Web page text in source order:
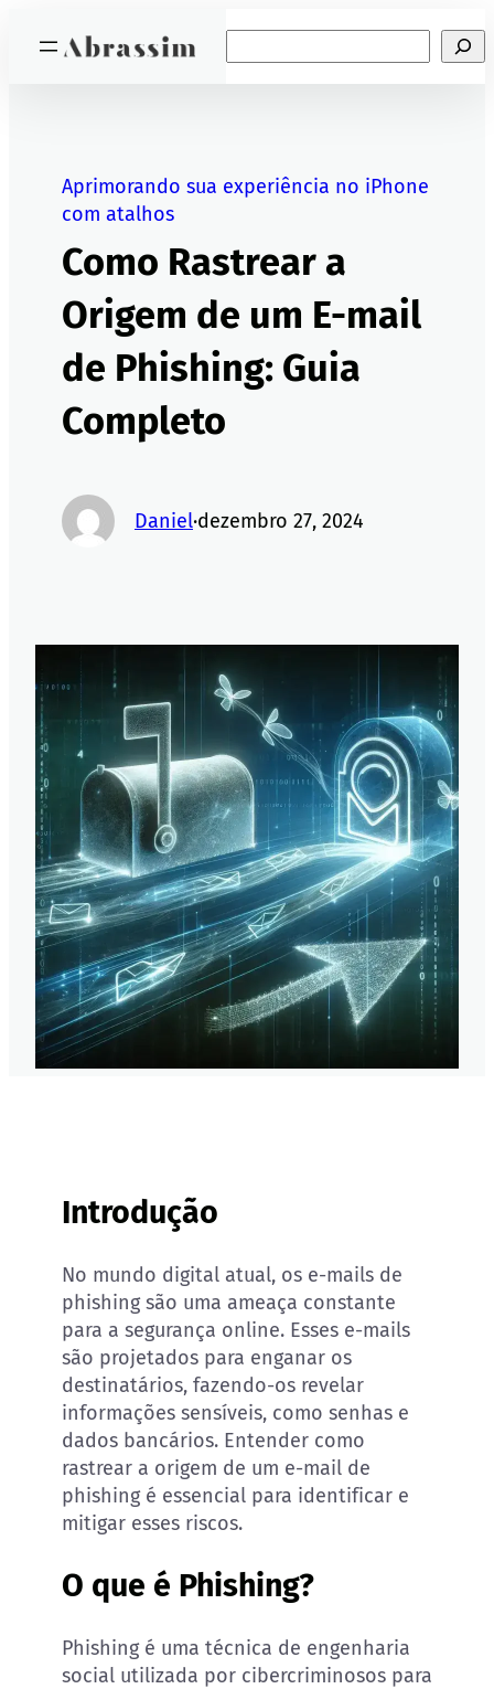
para
Aprimorando sua experiência no iPhone
com atalhos
Como Rastrear a
Origem de um E-mail
de Phishing: Guia
Completo
Daniel·dezembro 27, 2024
Introdução
No mundo digital atual, os e-mails de
phishing são uma ameaça constante
para a segurança online. Esses e-mails
são projetados para enganar os
destinatários, fazendo-os revelar
informações sensíveis, como senhas e
dados bancários. Entender como
rastrear a origem de um e-mail de
phishing é essencial para identificar e
mitigar esses riscos.
O que é Phishing?
Phishing é uma técnica de engenharia
social utilizada por cibercriminosos para